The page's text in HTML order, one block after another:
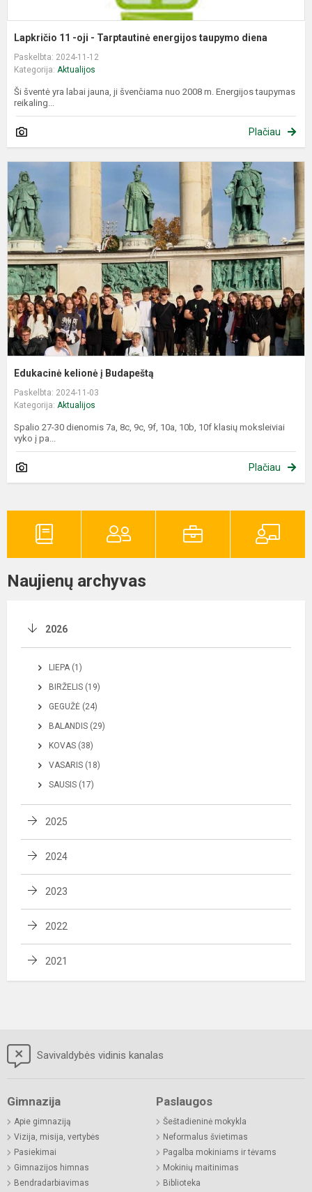
Lapkričio 11 -oji - Tarptautinė energijos taupymo diena
Paskelbta: 2024-11-12
Kategorija: Aktualijos
Ši šventė yra labai jauna, ji švenčiama nuo 2008 m. Energijos taupymas
reikaling...
Plačiau
Edukacinė kelionė į Budapeštą
Paskelbta: 2024-11-03
Kategorija: Aktualijos
Spalio 27-30 dienomis 7a, 8c, 9c, 9f, 10a, 10b, 10f klasių moksleiviai
vyko į pa...
Plačiau
Naujienų archyvas
2026
LIEPA (1)
BIRŽELIS (19)
GEGUŽĖ (24)
BALANDIS (29)
KOVAS (38)
VASARIS (18)
SAUSIS (17)
2025
2024
2023
2022
2021
Savivaldybės vidinis kanalas
Gimnazija
Apie gimnaziją
Vizija, misija, vertybės
Pasiekimai
Gimnazijos himnas
Bendradarbiavimas
Paslaugos
Šeštadieninė mokykla
Neformalus švietimas
Pagalba mokiniams ir tėvams
Mokinių maitinimas
Biblioteka